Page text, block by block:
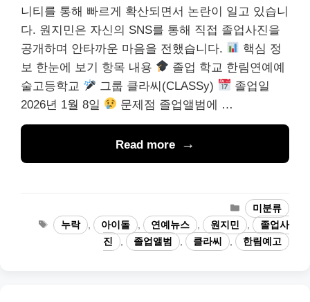
니티를 통해 빠르게 확산되면서 논란이 일고 있습니
다. 원지민은 자신의 SNS를 통해 직접 졸업사진을
공개하며 안타까운 마음을 전했습니다.
핵심 정
보 한눈에 보기 항목 내용
졸업 학교 한림연예예
술고등학교
그룹 클라씨(CLASSy)
졸업일
2026년 1월 8일
문제점 졸업앨범에 …
Read more
카
테
고
리
미분류
태
그
누락 아이돌 연예뉴스 원지민
졸업사
진
졸업앨범 클라씨 한림예고